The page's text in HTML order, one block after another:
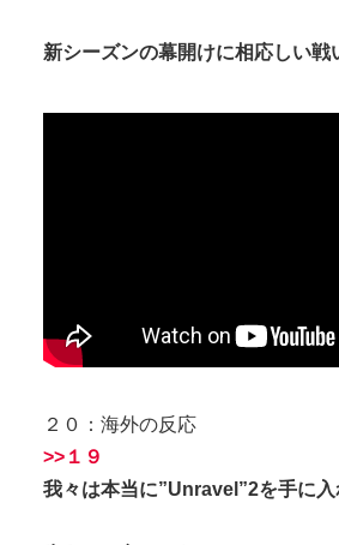
新シーズンの幕開けに相応しい戦
２０：海外の反応
>>１９
我々は本当に”Unravel”2を手に入